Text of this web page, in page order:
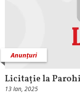
Anunțuri
Licitație la
13 Ian, 2025